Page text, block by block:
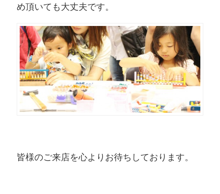
め頂いても大丈夫です。
皆様のご来店を心よりお待ちしております。